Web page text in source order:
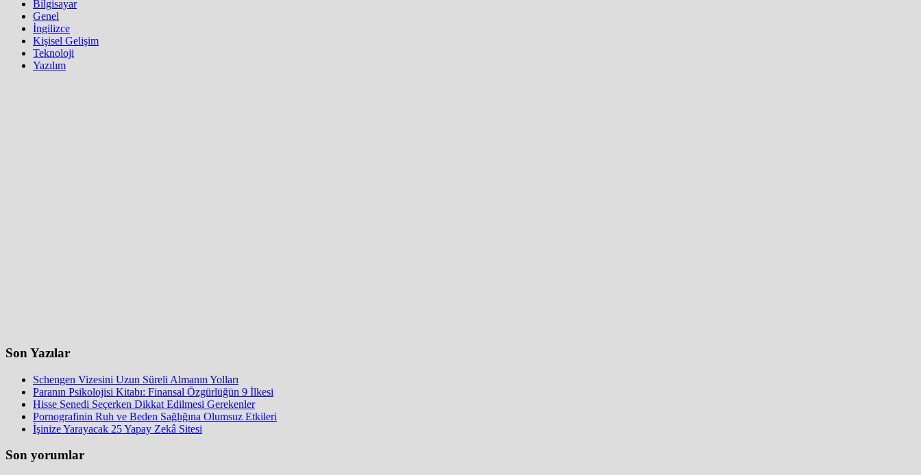
Bilgisayar
Genel
İngilizce
Kişisel Gelişim
Teknoloji
Yazılım
Son Yazılar
Schengen Vizesini Uzun Süreli Almanın Yolları
Paranın Psikolojisi Kitabı: Finansal Özgürlüğün 9 İlkesi
Hisse Senedi Seçerken Dikkat Edilmesi Gerekenler
Pornografinin Ruh ve Beden Sağlığına Olumsuz Etkileri
İşinize Yarayacak 25 Yapay Zekâ Sitesi
Son yorumlar